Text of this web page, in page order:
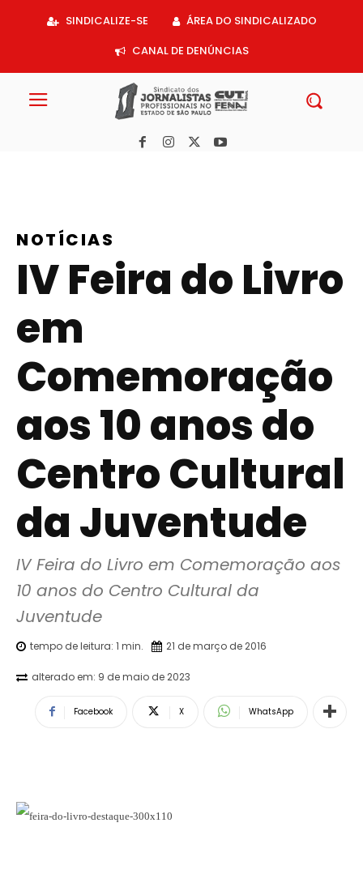
SINDICALIZE-SE
ÁREA DO SINDICALIZADO
CANAL DE DENÚNCIAS
NOTÍCIAS
IV Feira do Livro
em
Comemoração
aos 10 anos do
Centro Cultural
da Juventude
IV Feira do Livro em Comemoração aos
10 anos do Centro Cultural da
Juventude
tempo de leitura: 1 min. 21 de março de 2016
alterado em: 9 de maio de 2023
Facebook X WhatsApp